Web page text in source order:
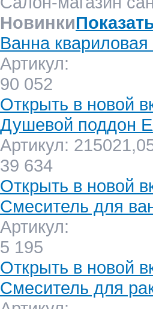
Новинки
Ванна
Артикул:
90 052
Открыть в новой
Душевой поддон
Артикул:
39 634
Открыть в новой
Смеситель для
Артикул:
5 195
Открыть в новой
Смеситель для